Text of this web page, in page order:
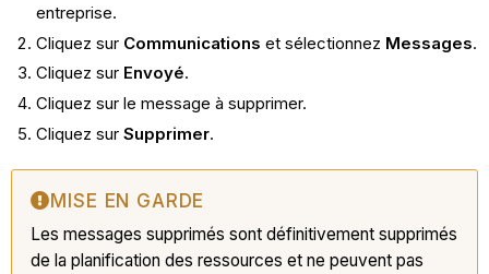
entreprise.
Cliquez sur Communications et sélectionnez Messages.
Cliquez sur Envoyé.
Cliquez sur le message à supprimer.
Cliquez sur Supprimer.
MISE EN GARDE
Les messages supprimés sont définitivement supprimés
de la planification des ressources et ne peuvent pas